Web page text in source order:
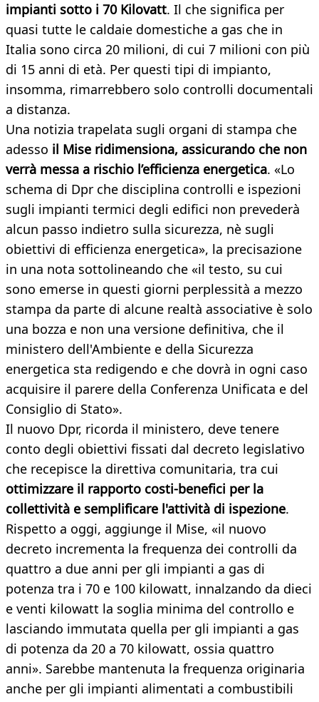
impianti sotto i 70 Kilovatt. Il che significa per
quasi tutte le caldaie domestiche a gas che in
Italia sono circa 20 milioni, di cui 7 milioni con più
di 15 anni di età. Per questi tipi di impianto,
insomma, rimarrebbero solo controlli documentali
a distanza.
Una notizia trapelata sugli organi di stampa che
adesso il Mise ridimensiona, assicurando che non
verrà messa a rischio l’efficienza energetica. «Lo
schema di Dpr che disciplina controlli e ispezioni
sugli impianti termici degli edifici non prevederà
alcun passo indietro sulla sicurezza, nè sugli
obiettivi di efficienza energetica», la precisazione
in una nota sottolineando che «il testo, su cui
sono emerse in questi giorni perplessità a mezzo
stampa da parte di alcune realtà associative è solo
una bozza e non una versione definitiva, che il
ministero dell'Ambiente e della Sicurezza
energetica sta redigendo e che dovrà in ogni caso
acquisire il parere della Conferenza Unificata e del
Consiglio di Stato».
Il nuovo Dpr, ricorda il ministero, deve tenere
conto degli obiettivi fissati dal decreto legislativo
che recepisce la direttiva comunitaria, tra cui
ottimizzare il rapporto costi-benefici per la
collettività e semplificare l'attività di ispezione.
Rispetto a oggi, aggiunge il Mise, «il nuovo
decreto incrementa la frequenza dei controlli da
quattro a due anni per gli impianti a gas di
potenza tra i 70 e 100 kilowatt, innalzando da dieci
e venti kilowatt la soglia minima del controllo e
lasciando immutata quella per gli impianti a gas
di potenza da 20 a 70 kilowatt, ossia quattro
anni». Sarebbe mantenuta la frequenza originaria
anche per gli impianti alimentati a combustibili